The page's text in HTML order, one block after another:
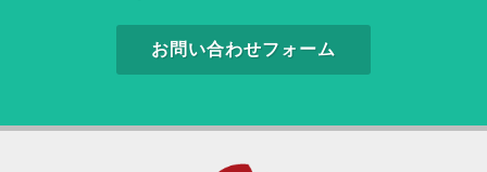
お問い合わせフォーム